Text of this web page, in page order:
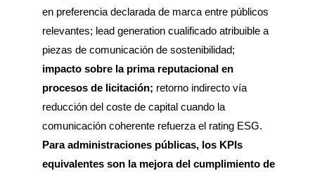
en preferencia declarada de marca entre públicos
relevantes; lead generation cualificado atribuible a
piezas de comunicación de sostenibilidad;
impacto sobre la prima reputacional en
procesos de licitación; retorno indirecto vía
reducción del coste de capital cuando la
comunicación coherente refuerza el rating ESG.
Para administraciones públicas, los KPIs
equivalentes son la mejora del cumplimiento de